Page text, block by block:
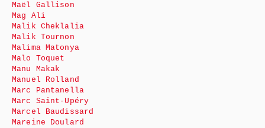
Maël Gallison
Mag Ali
Malik Cheklalia
Malik Tournon
Malima Matonya
Malo Toquet
Manu Makak
Manuel Rolland
Marc Pantanella
Marc Saint-Upéry
Marcel Baudissard
Mareine Doulard